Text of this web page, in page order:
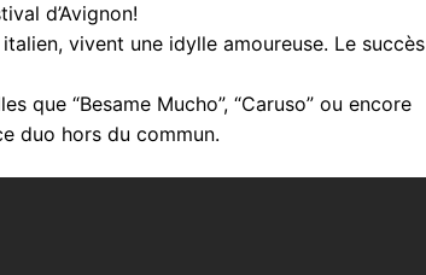
d’Avignon!
vivent une idylle amoureuse. Le succès
que “Besame Mucho”, “Caruso” ou encore
duo hors du commun.